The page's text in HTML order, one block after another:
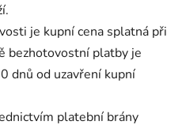
je kupní cena splatná při
bezhotovostní platby je
dnů od uzavření kupní
platební brány